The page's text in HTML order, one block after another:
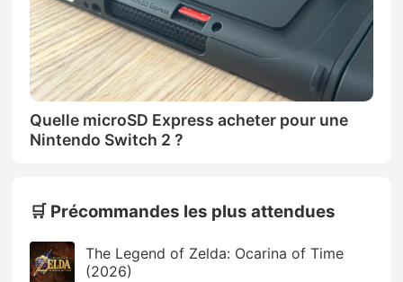
Quelle microSD Express acheter pour une
Nintendo Switch 2 ?
🛒 Précommandes les plus attendues
The Legend of Zelda: Ocarina of Time
(2026)